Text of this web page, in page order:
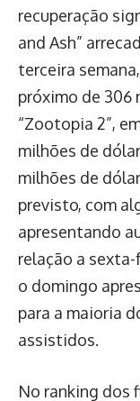
recuperação
and Ash”
terceira
próximo de 306
“Zootopia 2”,
milhões de
milhões de
previsto, com
apresentando
relação a
o domingo
para a maioria
assistidos.
No ranking dos